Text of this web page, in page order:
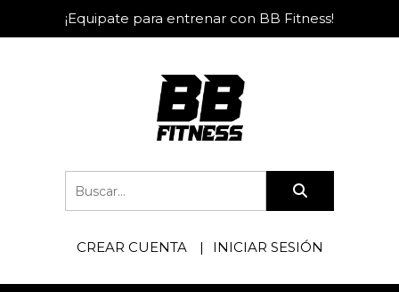
¡Equipate para entrenar con BB Fitness!
CREAR CUENTA INICIAR SESIÓN